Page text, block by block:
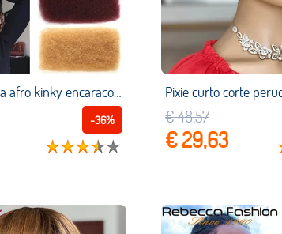
Rebeca moda afro kinky encaracolado em massa cabelo humano para trança 50 g/pc brasileiro remy cabelo cor natural tranças cabelo sem trama
-36% € 48,57
€ 29,63